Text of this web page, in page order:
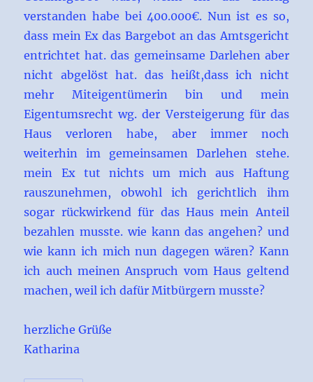
verstanden habe bei 400.000€. Nun ist es so,
dass mein Ex das Bargebot an das Amtsgericht
entrichtet hat. das gemeinsame Darlehen aber
nicht abgelöst hat. das heißt,dass ich nicht
mehr Miteigentümerin bin und mein
Eigentumsrecht wg. der Versteigerung für das
Haus verloren habe, aber immer noch
weiterhin im gemeinsamen Darlehen stehe.
mein Ex tut nichts um mich aus Haftung
rauszunehmen, obwohl ich gerichtlich ihm
sogar rückwirkend für das Haus mein Anteil
bezahlen musste. wie kann das angehen? und
wie kann ich mich nun dagegen wären? Kann
ich auch meinen Anspruch vom Haus geltend
machen, weil ich dafür Mitbürgern musste?
herzliche Grüße
Katharina